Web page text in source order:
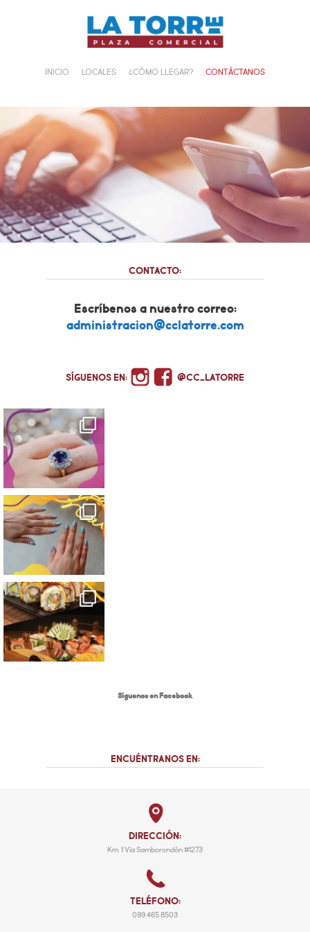
INICIO LOCALES ¿CÓMO LLEGAR? CONTÁCTANOS
CONTACTO:
Escríbenos a nuestro correo:
administracion@cclatorre.com
SÍGUENOS EN: @CC_LATORRE
Síguenos en Facebook
ENCUÉNTRANOS EN:
DIRECCIÓN:
Km. 1 Vía Samborondón #1273
TELÉFONO:
099 465 8503